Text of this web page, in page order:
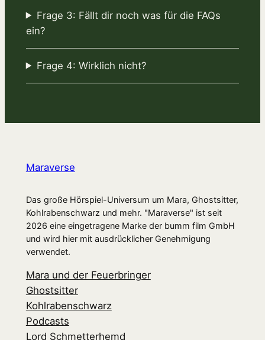
Frage 3: Fällt dir noch was für die FAQs
ein?
Frage 4: Wirklich nicht?
Maraverse
Das große Hörspiel-Universum um Mara, Ghostsitter,
Kohlrabenschwarz und mehr. "Maraverse" ist seit
2026 eine eingetragene Marke der bumm film GmbH
und wird hier mit ausdrücklicher Genehmigung
verwendet.
Mara und der Feuerbringer
Ghostsitter
Kohlrabenschwarz
Podcasts
Lord Schmetterhemd